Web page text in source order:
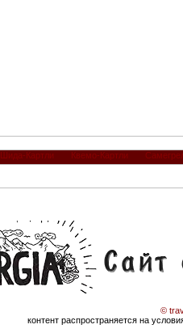
Шида-Картли Квемо-Картли
©
контент распространяется на